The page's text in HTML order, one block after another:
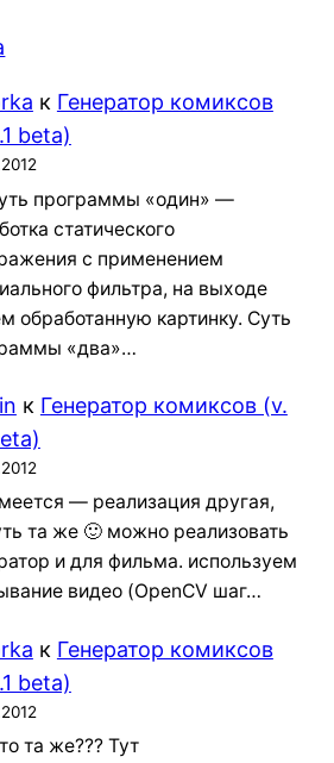
к Генератор комиксов
beta)
программы «один» —
статического
с применением
фильтра, на выходе
обработанную картинку. Суть
«два»…
к Генератор комиксов (v.
— реализация другая,
та же 🙂 можно реализовать
и для фильма. используем
видео (OpenCV шаг…
к Генератор комиксов
beta)
та же??? Тут